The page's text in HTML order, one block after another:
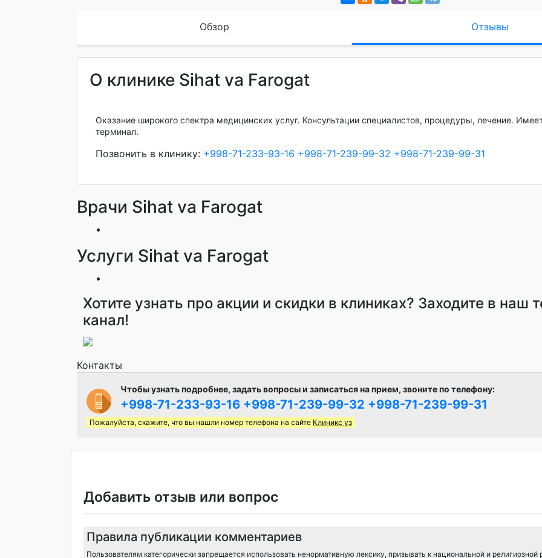
Обзор Отзывы
О клинике Sihat va Farogat
Оказание широкого спектра медицинских услуг. Консультации специалистов, процедуры, лечение.
терминал.
Позвонить в клинику: +998-71-233-93-16 +998-71-239-99-32 +998-71-239-99-31
Врачи Sihat va Farogat
Услуги Sihat va Farogat
Хотите узнать про акции и скидки в клиниках? Заходите в наш
канал!
Контакты
Чтобы узнать подробнее, задать вопросы и записаться на прием, звоните по телефону:
+998-71-233-93-16 +998-71-239-99-32 +998-71-239-99-31
Пожалуйста, скажите, что вы нашли номер телефона на сайте Клиникс уз
Добавить отзыв или вопрос
Правила публикации комментариев
Пользователям категорически запрещается использовать ненормативную лексику, призывать к национальной и религиозной